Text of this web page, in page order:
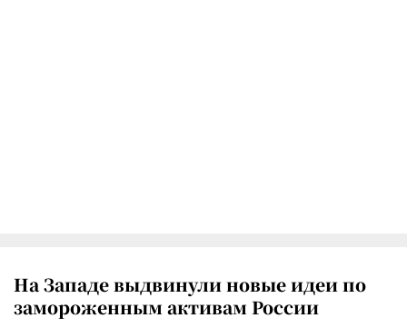
На Западе выдвинули новые идеи по
замороженным активам России